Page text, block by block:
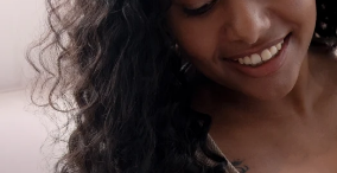
FAQ™ Pure Beauty-Tech Elixir
BREAKING NEWS
English Deutsch
Français
Italiano
Polski
Svenska